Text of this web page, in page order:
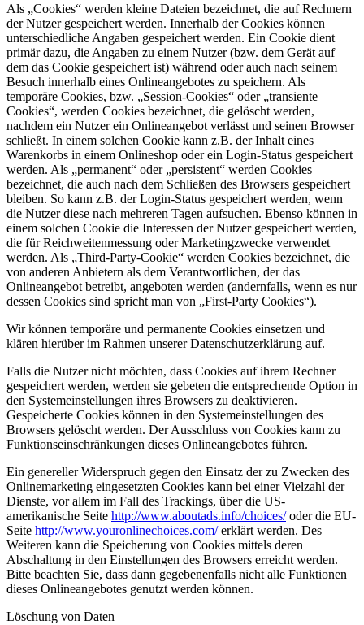
Als „Cookies“ werden kleine Dateien bezeichnet, die auf Rechnern
der Nutzer gespeichert werden. Innerhalb der Cookies können
unterschiedliche Angaben gespeichert werden. Ein Cookie dient
primär dazu, die Angaben zu einem Nutzer (bzw. dem Gerät auf
dem das Cookie gespeichert ist) während oder auch nach seinem
Besuch innerhalb eines Onlineangebotes zu speichern. Als
temporäre Cookies, bzw. „Session-Cookies“ oder „transiente
Cookies“, werden Cookies bezeichnet, die gelöscht werden,
nachdem ein Nutzer ein Onlineangebot verlässt und seinen Browser
schließt. In einem solchen Cookie kann z.B. der Inhalt eines
Warenkorbs in einem Onlineshop oder ein Login-Status gespeichert
werden. Als „permanent“ oder „persistent“ werden Cookies
bezeichnet, die auch nach dem Schließen des Browsers gespeichert
bleiben. So kann z.B. der Login-Status gespeichert werden, wenn
die Nutzer diese nach mehreren Tagen aufsuchen. Ebenso können in
einem solchen Cookie die Interessen der Nutzer gespeichert werden,
die für Reichweitenmessung oder Marketingzwecke verwendet
werden. Als „Third-Party-Cookie“ werden Cookies bezeichnet, die
von anderen Anbietern als dem Verantwortlichen, der das
Onlineangebot betreibt, angeboten werden (andernfalls, wenn es nur
dessen Cookies sind spricht man von „First-Party Cookies“).
Wir können temporäre und permanente Cookies einsetzen und
klären hierüber im Rahmen unserer Datenschutzerklärung auf.
Falls die Nutzer nicht möchten, dass Cookies auf ihrem Rechner
gespeichert werden, werden sie gebeten die entsprechende Option in
den Systemeinstellungen ihres Browsers zu deaktivieren.
Gespeicherte Cookies können in den Systemeinstellungen des
Browsers gelöscht werden. Der Ausschluss von Cookies kann zu
Funktionseinschränkungen dieses Onlineangebotes führen.
Ein genereller Widerspruch gegen den Einsatz der zu Zwecken des
Onlinemarketing eingesetzten Cookies kann bei einer Vielzahl der
Dienste, vor allem im Fall des Trackings, über die US-
amerikanische Seite http://www.aboutads.info/choices/oder die EU-
Seite http://www.youronlinechoices.com/erklärt werden. Des
Weiteren kann die Speicherung von Cookies mittels deren
Abschaltung in den Einstellungen des Browsers erreicht werden.
Bitte beachten Sie, dass dann gegebenenfalls nicht alle Funktionen
dieses Onlineangebotes genutzt werden können.
Löschung von Daten